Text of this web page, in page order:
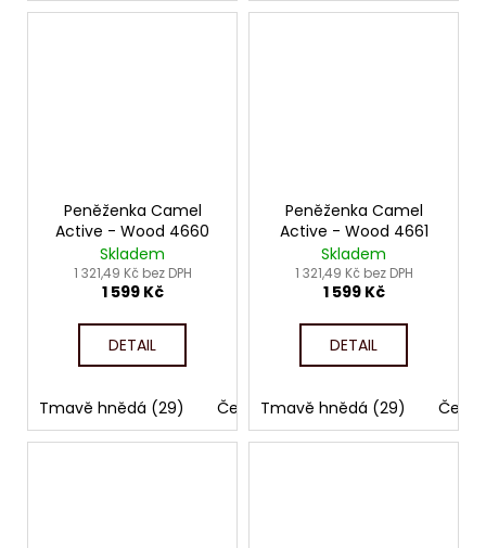
Peněženka Camel
Active - Wood 4660
Skladem
1 321,49 Kč bez DPH
1 599 Kč
DETAIL
Tmavě hnědá (29) Černá (60)
Peněženka Camel
Active - Wood 4661
Skladem
1 321,49 Kč bez DPH
1 599 Kč
DETAIL
Tmavě hnědá (29)